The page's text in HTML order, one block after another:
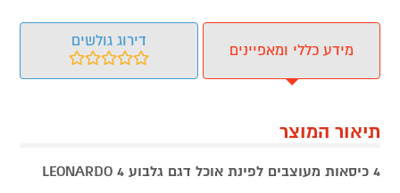
מידע כללי ומאפיינים
דירוג גולשים
תיאור המוצר
4 כיסאות מעוצבים לפינת אוכל דגם גלבוע 4 LEONARDO